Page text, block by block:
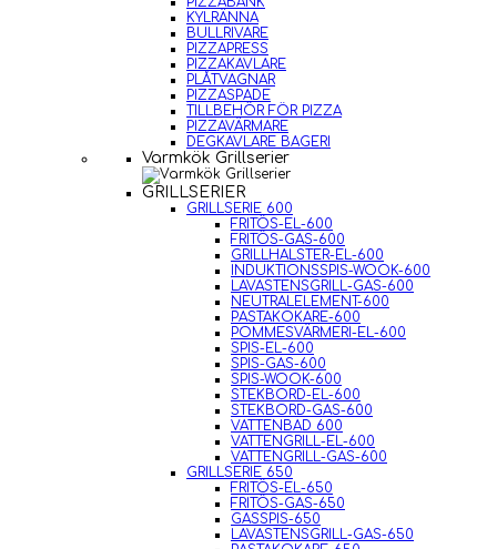
KYLRÄNNA
BULLRIVARE
PIZZAPRESS
PIZZAKAVLARE
PLÅTVAGNAR
PIZZASPADE
TILLBEHÖR FÖR PIZZA
PIZZAVÄRMARE
DEGKAVLARE BAGERI
Varmkök Grillserier
GRILLSERIER
GRILLSERIE 600
FRITÖS-EL-600
FRITÖS-GAS-600
GRILLHALSTER-EL-600
INDUKTIONSSPIS-WOOK-600
LAVASTENSGRILL-GAS-600
NEUTRALELEMENT-600
PASTAKOKARE-600
POMMESVÄRMERI-EL-600
SPIS-EL-600
SPIS-GAS-600
SPIS-WOOK-600
STEKBORD-EL-600
STEKBORD-GAS-600
VATTENBAD 600
VATTENGRILL-EL-600
VATTENGRILL-GAS-600
GRILLSERIE 650
FRITÖS-EL-650
FRITÖS-GAS-650
GASSPIS-650
LAVASTENSGRILL-GAS-650